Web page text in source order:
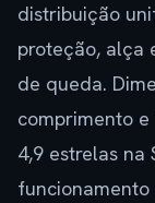
distribuição
proteção, alça
de queda.
comprimento
4,9 estrelas na